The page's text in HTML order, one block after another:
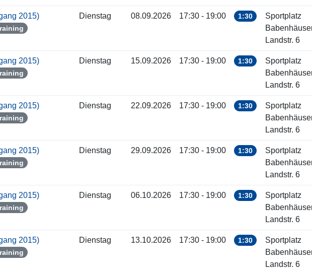
2015) Dienstag 08.09.2026 17:30 - 19:00 1:30
Sportplatz
Landstr. 6
2015) Dienstag 15.09.2026 17:30 - 19:00 1:30
Sportplatz
Landstr. 6
2015) Dienstag 22.09.2026 17:30 - 19:00 1:30
Sportplatz
Landstr. 6
2015) Dienstag 29.09.2026 17:30 - 19:00 1:30
Sportplatz
Landstr. 6
2015) Dienstag 06.10.2026 17:30 - 19:00 1:30
Sportplatz
Landstr. 6
2015) Dienstag 13.10.2026 17:30 - 19:00 1:30
Sportplatz
Landstr. 6